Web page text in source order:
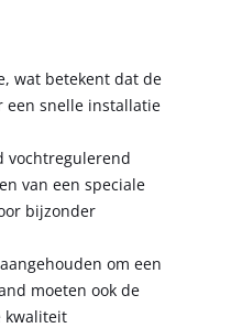
wat betekent dat de
een snelle installatie
vochtregulerend
van een speciale
bijzonder
om een
moeten ook de
kwaliteit